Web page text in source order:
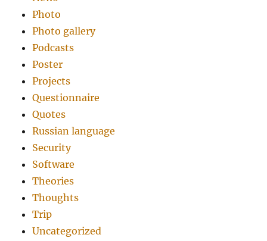
Photo
Photo gallery
Podcasts
Poster
Projects
Questionnaire
Quotes
Russian language
Security
Software
Theories
Thoughts
Trip
Uncategorized